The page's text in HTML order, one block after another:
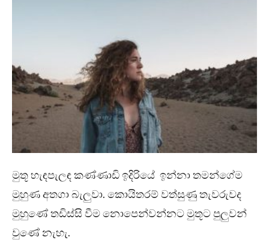
මුතූ හැඳපැලඳ කණ්ණාඩි ඉදිරියේ ඉන්නා තමන්ගේම
මුහුණ අතගා බැලුවා. කොයිතරම් වත්සුණු තැවරුවද
මුහුණේ තඩිස්සි වීම නොපෙන්වන්නට මුතූට පුලුවන්
වුණේ නැහැ.